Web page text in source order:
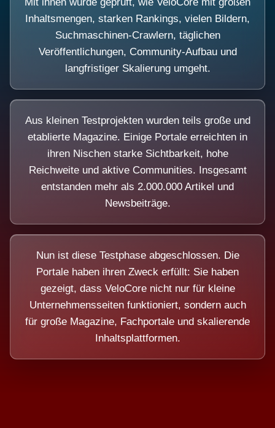
Mit ihnen wurde geprüft, wie VeloCore mit großen
Inhaltsmengen, starken Rankings, vielen Bildern,
Suchmaschinen-Crawlern, täglichen
Veröffentlichungen, Community-Aufbau und
langfristiger Skalierung umgeht.
Aus kleinen Testprojekten wurden teils große und
etablierte Magazine. Einige Portale erreichten in
ihren Nischen starke Sichtbarkeit, hohe
Reichweite und aktive Communities. Insgesamt
entstanden mehr als 2.000.000 Artikel und
Newsbeiträge.
Nun ist diese Testphase abgeschlossen. Die
Portale haben ihren Zweck erfüllt: Sie haben
gezeigt, dass VeloCore nicht nur für kleine
Unternehmensseiten funktioniert, sondern auch
für große Magazine, Fachportale und skalierende
Inhaltsplattformen.